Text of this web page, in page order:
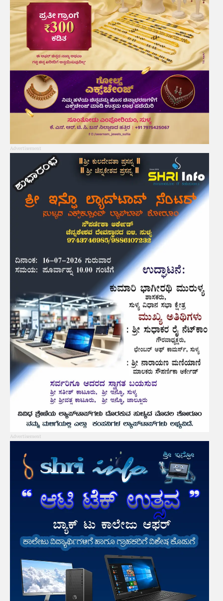
Advertisement
Advertisement